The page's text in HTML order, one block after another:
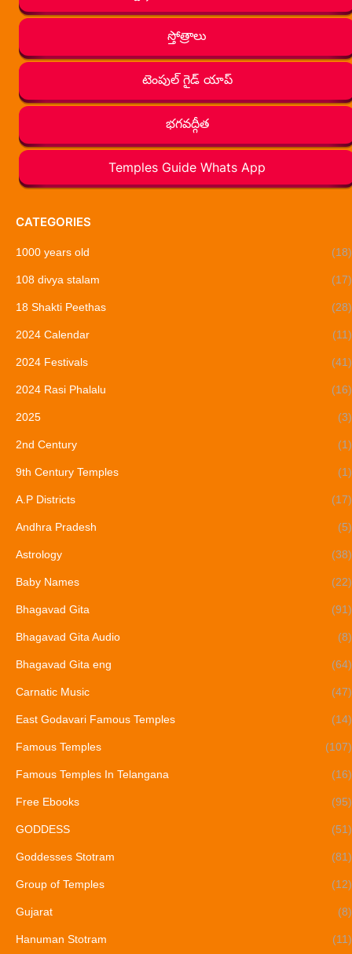
స్తోత్రాలు
టెంపుల్ గైడ్ యాప్
భగవద్గీత
Temples Guide Whats App
CATEGORIES
1000 years old (18)
108 divya stalam (17)
18 Shakti Peethas (28)
2024 Calendar (11)
2024 Festivals (41)
2024 Rasi Phalalu (16)
2025 (3)
2nd Century (1)
9th Century Temples (1)
A.P Districts (17)
Andhra Pradesh (5)
Astrology (38)
Baby Names (22)
Bhagavad Gita (91)
Bhagavad Gita Audio (8)
Bhagavad Gita eng (64)
Carnatic Music (47)
East Godavari Famous Temples (14)
Famous Temples (107)
Famous Temples In Telangana (16)
Free Ebooks (95)
GODDESS (51)
Goddesses Stotram (81)
Group of Temples (12)
Gujarat (8)
Hanuman Stotram (11)